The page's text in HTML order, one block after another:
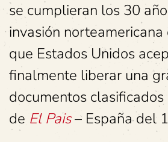
se cumplieran los 30
invasión
que Estados Unidos
finalmente liberar una
documentos clasificados
de El Pais– España del